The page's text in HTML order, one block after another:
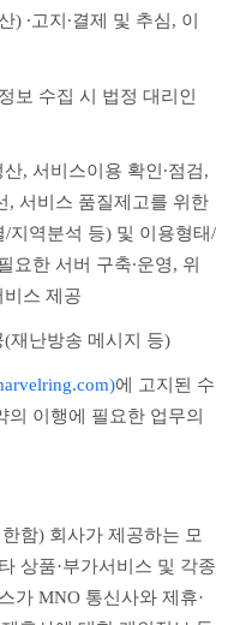
) ∙고지∙결제 및 추심, 이
보 수집 시 법정 대리인
, 서비스이용 확인∙점검,
, 서비스 품질제고를 위한
지역분석 등) 및 이용형태/
요한 서버 구축∙운영, 위
스 제공
재난방송 메시지 등)
에 고지된 수
의 이행에 필요한 업무의
함) 회사가 제공하는 모
상품·부가서비스 및 각종
가 MNO 통신사와 제휴·